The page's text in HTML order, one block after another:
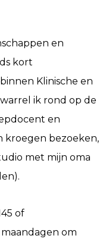
en
kort
Klinische en
ik rond op de
en
kroegen bezoeken,
met mijn oma
of
om